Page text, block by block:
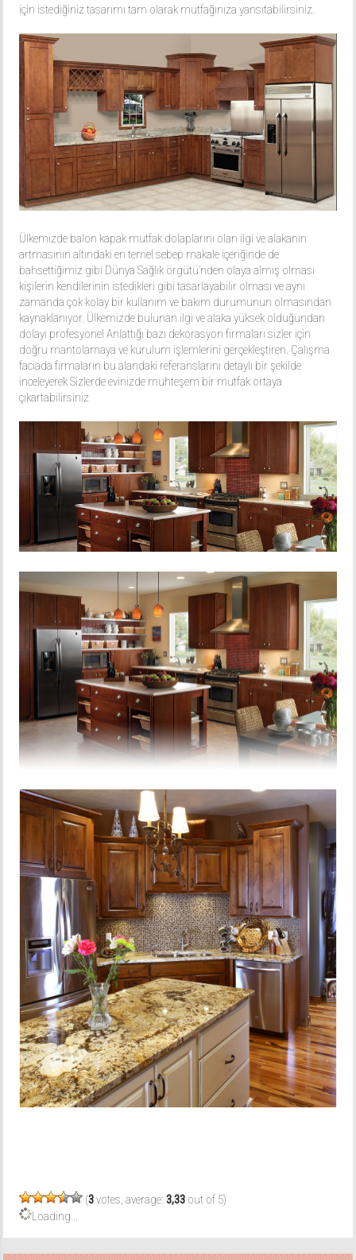
için istediğiniz tasarımı tam olarak mutfağınıza yansıtabilirsiniz.
Ülkemizde balon kapak mutfak dolaplarını olan ilgi ve alakanın
artmasının altındaki en temel sebep makale içeriğinde de
bahsettiğimiz gibi Dünya Sağlık örgütü’nden olaya almış olması
kişilerin kendilerinin istedikleri gibi tasarlayabilir olması ve aynı
zamanda çok kolay bir kullanım ve bakım durumunun olmasından
kaynaklanıyor. Ülkemizde bulunan ilgi ve alaka yüksek olduğundan
dolayı profesyonel Anlattığı bazı dekorasyon firmaları sizler için
doğru mantolamaya ve kurulum işlemlerini gerçekleştiren. Çalışma
faciada firmaların bu alandaki referanslarını detaylı bir şekilde
inceleyerek Sizlerde evinizde muhteşem bir mutfak ortaya
çıkartabilirsiniz
(3votes, average:3,33 out of 5)
Loading...